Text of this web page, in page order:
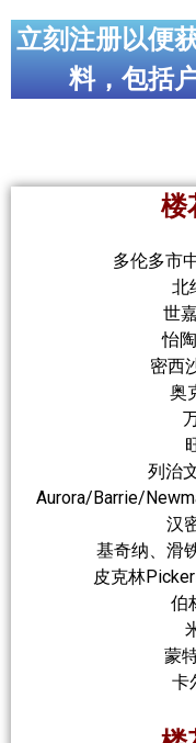
吃货眼中的加拿大地
立刻注册以便
料，包括
楼
多伦多市
北
世
怡
密西
奥
列治
Aurora/Barrie/
汉
基奇纳、滑
皮克林
伯
蒙
卡